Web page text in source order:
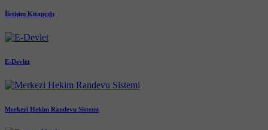
İletişim Kitapçığı
E-Devlet
Merkezi Hekim Randevu Sistemi